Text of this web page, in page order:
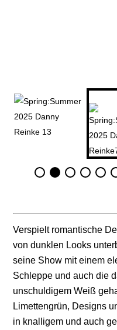
Verspielt romantische
von dunklen Looks
seine Show mit einem
Schleppe und auch die
unschuldigem Weiß
Limettengrün, Designs
in knalligem und auch